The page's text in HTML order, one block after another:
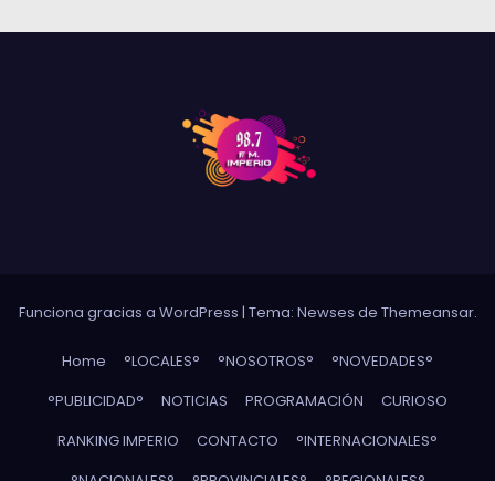
Funciona gracias a WordPress | Tema: Newses de Themeansar.
Home °LOCALES° °NOSOTROS°
°NOVEDADES°
°PUBLICIDAD°
NOTICIAS PROGRAMACIÓN
CURIOSO
RANKING IMPERIO
CONTACTO
°INTERNACIONALES°